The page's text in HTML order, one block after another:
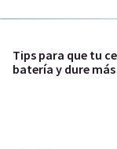
Tips para que tu
batería y dure